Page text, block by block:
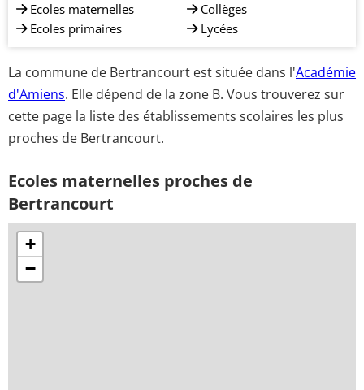
Ecoles maternelles
Ecoles primaires
Collèges
Lycées
La commune de Bertrancourt est située dans l'Académie
d'Amiens. Elle dépend de la zone B. Vous trouverez sur
cette page la liste des établissements scolaires les plus
proches de Bertrancourt.
Ecoles maternelles proches de
Bertrancourt
+
−